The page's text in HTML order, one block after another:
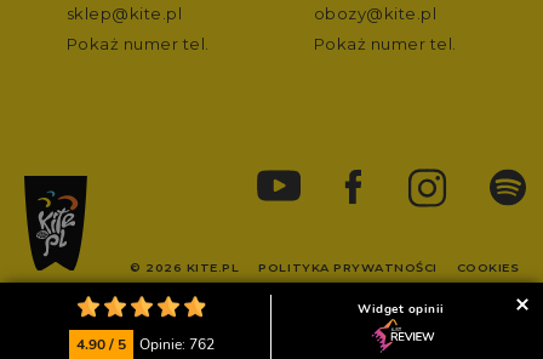
sklep@kite.pl
Pokaż numer tel.
obozy@kite.pl
Pokaż numer tel.
POWERED BY
© 2026 KITE.PL POLITYKA PRYWATNOŚCI COOKIES
4.90 / 5 Opinie: 762
Widget opinii